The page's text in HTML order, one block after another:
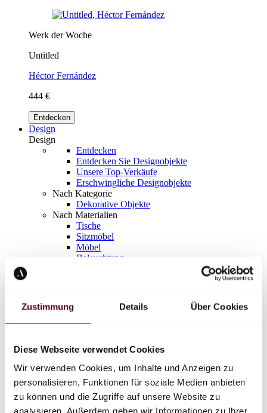
Zustimmung Details Über Cookies
Diese Webseite verwendet Cookies
Wir verwenden Cookies, um Inhalte und Anzeigen zu
personalisieren, Funktionen für soziale Medien anbieten
zu können und die Zugriffe auf unsere Website zu
analysieren. Außerdem geben wir Informationen zu Ihrer
Werk der Woche
Untitled
Héctor Fernández
444 €
Entdecken
Design
Design
Entdecken
Entdecken Sie Designobjekte
Unsere Top-Verkäufe
Erschwingliche Designobjekte
Nach Kategorie
Dekorative Objekte
Nach Materialien
Tische
Sitzmöbel
Möbel
Beleuchtung
Richard Orlinski
Keith Haring
Jeff Koons
Jean-Michel Basquiat
Alle Designer
Werk der Woche